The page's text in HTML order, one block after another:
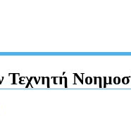
Τεχνητή